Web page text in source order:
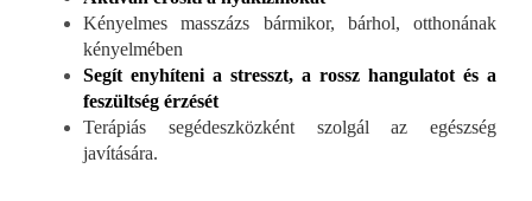
Kényelmes masszázs bármikor, bárhol, otthonának
kényelmében
Segít enyhíteni a stresszt, a rossz hangulatot és a
feszültség érzését
Terápiás segédeszközként szolgál az egészség
javítására.